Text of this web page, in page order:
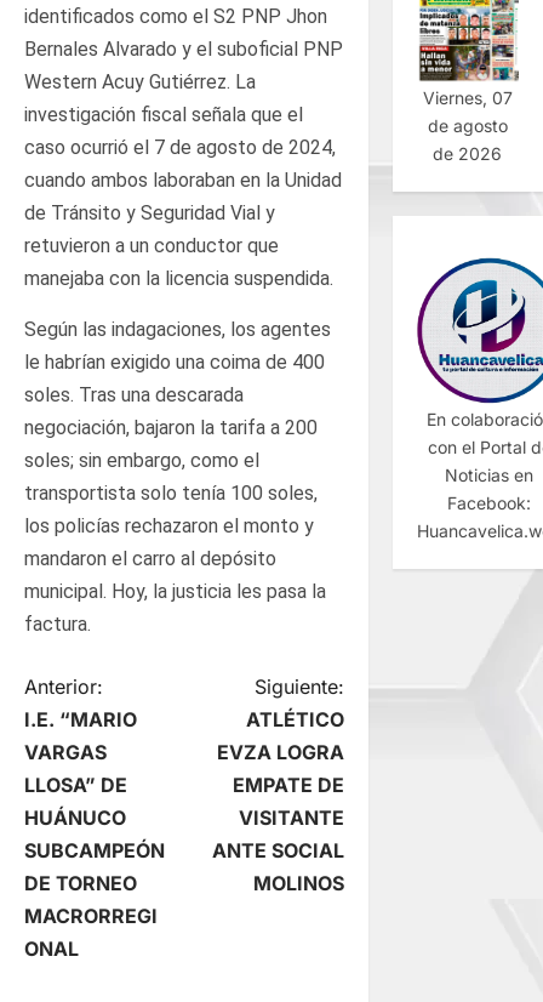
identificados como el S2 PNP Jhon
Bernales Alvarado y el suboficial PNP
Western Acuy Gutiérrez. La
investigación fiscal señala que el
caso ocurrió el 7 de agosto de 2024,
cuando ambos laboraban en la Unidad
de Tránsito y Seguridad Vial y
retuvieron a un conductor que
manejaba con la licencia suspendida.
Según las indagaciones, los agentes
le habrían exigido una coima de 400
soles. Tras una descarada
negociación, bajaron la tarifa a 200
soles; sin embargo, como el
transportista solo tenía 100 soles,
los policías rechazaron el monto y
mandaron el carro al depósito
municipal. Hoy, la justicia les pasa la
factura.
N
a
v
e
g
a
Anterior:
I.E. “MARIO
VARGAS
LLOSA” DE
HUÁNUCO
SUBCAMPEÓN
DE TORNEO
MACRORREGI
ONAL
Siguiente:
ATLÉTICO
EVZA LOGRA
EMPATE DE
VISITANTE
ANTE SOCIAL
MOLINOS
Viernes, 07
de agosto
de 2026
En
con el Portal
Noticias en
Facebook: